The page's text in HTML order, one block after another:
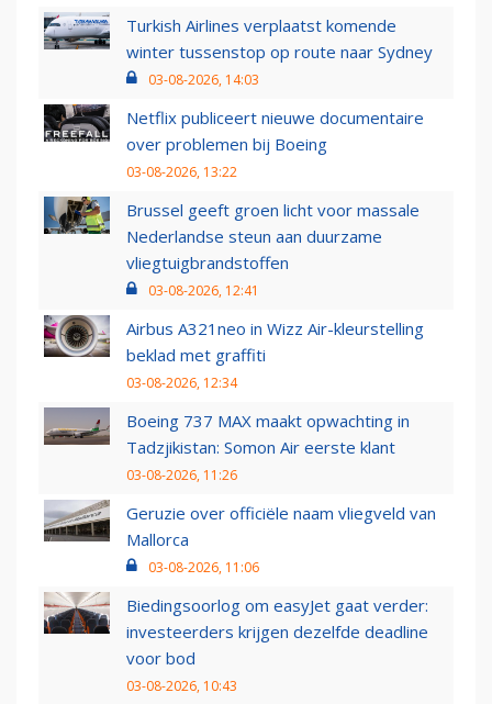
Turkish Airlines verplaatst komende
winter tussenstop op route naar Sydney
03-08-2026, 14:03
Netflix publiceert nieuwe documentaire
over problemen bij Boeing
03-08-2026, 13:22
Brussel geeft groen licht voor massale
Nederlandse steun aan duurzame
vliegtuigbrandstoffen
03-08-2026, 12:41
Airbus A321neo in Wizz Air-kleurstelling
beklad met graffiti
03-08-2026, 12:34
Boeing 737 MAX maakt opwachting in
Tadzjikistan: Somon Air eerste klant
03-08-2026, 11:26
Geruzie over officiële naam vliegveld van
Mallorca
03-08-2026, 11:06
Biedingsoorlog om easyJet gaat verder:
investeerders krijgen dezelfde deadline
voor bod
03-08-2026, 10:43